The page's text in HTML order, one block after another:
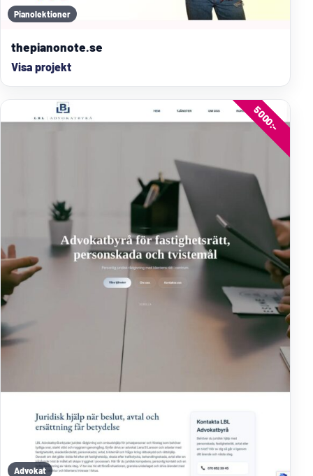
Pianolektioner
thepianonote.se
Visa projekt
Advokat
5000:-